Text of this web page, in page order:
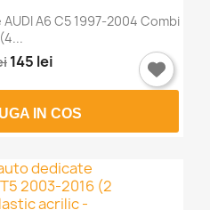
A6 C5 1997-2004 Combi
(4...
145 lei
IN COS